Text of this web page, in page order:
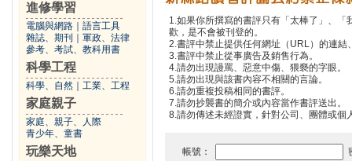
進修學習
電腦與網路
語言工具
雜誌、期刊
軍政、法律
參考、考試、教科用書
科學工程
科學、自然 工業、工程
家庭親子
家庭、親子、人際
青少年、童書
玩樂天地
1.如果你所撰寫的書評只有「太棒了」、
歡，是不會被刊登的。
2.書評中禁止提供任何網址（URL）的連結
3.書評中禁止從事廣告及銷售行為。
4.請勿出現謾罵、惡意中傷、猥褻的字眼。
5.請勿出現與該書內容不相關的言論。
6.請勿重複投稿相同的書評。
7.請勿抄襲書的簡介或內容當作書評送出。
8.請勿傳述未經證實，針對公司、團體或個
帳號：